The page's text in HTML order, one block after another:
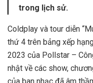
trong lịch sử.
Coldplay và tour diễn
thứ 4 trên bảng xếp
2023 của Pollstar –
nhật về các show,